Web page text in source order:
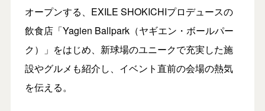
オープンする、EXILE SHOKICHIプロデュースの
飲食店「Yagien Ballpark（ヤギエン・ボールパー
ク）」をはじめ、新球場のユニークで充実した施
設やグルメも紹介し、イベント直前の会場の熱気
を伝える。